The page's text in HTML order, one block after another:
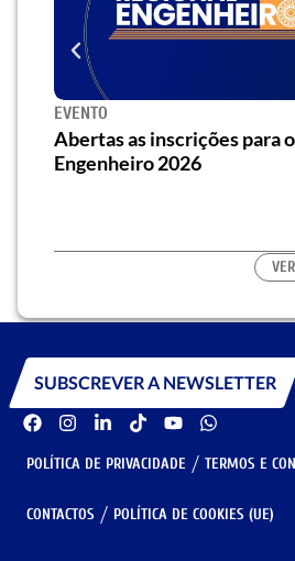
EVENTO
Abertas as inscrições para
Engenheiro 2026
SUBSCREVER A NEWSLETTER
POLÍTICA DE PRIVACIDADE TERMOS E
CONTACTOS POLÍTICA DE COOKIES (UE)